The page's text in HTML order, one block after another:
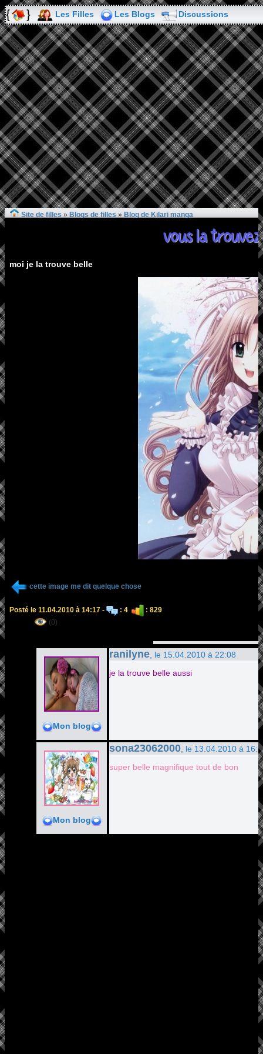
Les Filles Les Blogs Discussions
Site de filles » Blogs de filles » Blog de Kilari manga
vous la
moi je la trouve belle
cette image me dit quelque chose
Posté le 11.04.2010 à 14:17 - : 4
: 829
(0)
Mon blog
ranilyne , le 15.04.2010 à 22:08
je la trouve belle aussi
Mon blog
sona23062000 , le 13.04.2010 à
super belle magnifique tout de bon